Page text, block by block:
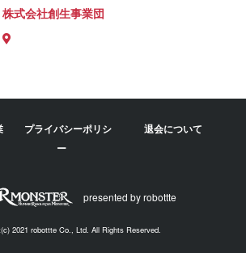
株式会社創生事業団
プライバシーポリシ
ー
退会について
presented by robottte
2021 robottte Co., Ltd. All Rights Reserved.